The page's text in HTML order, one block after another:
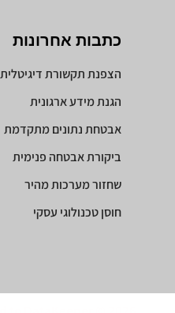
כתבות אחרונות
הצפנת תקשורת דיגיטלית
הגנת מידע ארגונית
אבטחת נתונים מתקדמת
ביקורת אבטחה פנימית
שחזור מערכות מהיר
חוסן טכנולוגי עסקי